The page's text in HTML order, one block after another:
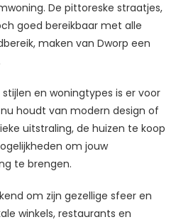
De pittoreske straatjes,
goed bereikbaar met alle
maken van Dworp een
en woningtypes is er voor
houdt van modern design of
uitstraling, de huizen te koop
om jouw
te brengen.
om zijn gezellige sfeer en
winkels, restaurants en